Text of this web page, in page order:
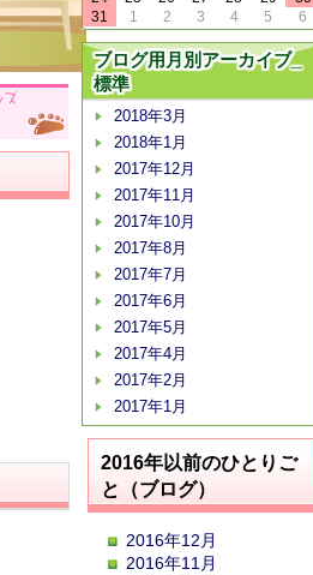
31
1 2 3 4 5 6
ブログ用月別アーカイブ_
標準
2018年3月
2018年1月
2017年12月
2017年11月
2017年10月
2017年8月
2017年7月
2017年6月
2017年5月
2017年4月
2017年2月
2017年1月
2016年以前のひとりご
と（ブログ）
2016年12月
2016年11月